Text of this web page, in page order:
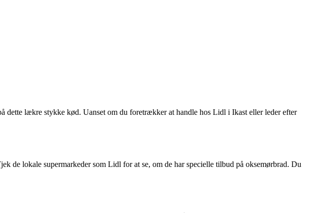
dette lækre stykke kød. Uanset om du foretrækker at handle hos Lidl i Ikast eller leder efter
de lokale supermarkeder som Lidl for at se, om de har specielle tilbud på oksemørbrad. Du